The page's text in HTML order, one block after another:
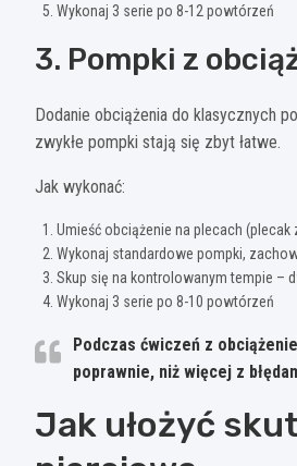
Wykonaj 3 serie po 8-12 powtórzeń
3. Pompki z
Dodanie obciążenia do klasycznych
zwykłe pompki stają się zbyt łatwe.
Jak wykonać:
Umieść obciążenie na plecach
Wykonaj standardowe pompki,
Skup się na kontrolowanym tempie –
Wykonaj 3 serie po 8-10 powtórzeń
Podczas ćwiczeń z
poprawnie, niż więcej z
Jak ułożyć